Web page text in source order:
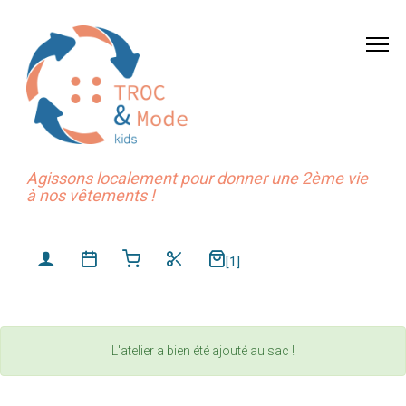
Agissons localement pour donner une 2ème vie
à nos vêtements !
[1]
L'atelier a bien été ajouté au sac !